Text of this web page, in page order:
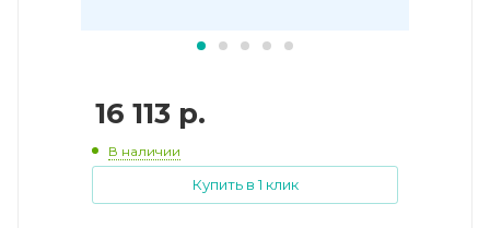
16 113 р.
В наличии
Купить в 1 клик